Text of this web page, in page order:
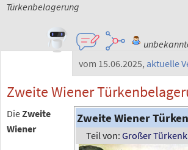
Türkenbelagerung
vom 15.06.2025, aktuelle
Zweite Wiener
Zweite Wiener
Teil von: Großer
DieZweite
Wiener